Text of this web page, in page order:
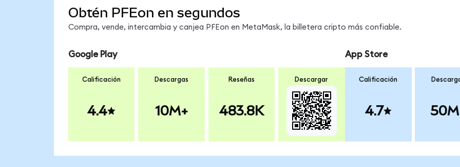
Obtén PFEon en segundos
Compra, vende, intercambia y canjea PFEon en MetaMask, la billetera cripto más confiable.
Google Play
Calificación
4.4
Descargas
10M+
Reseñas
483.8K
Descargar
App Store
Calificación
4.7